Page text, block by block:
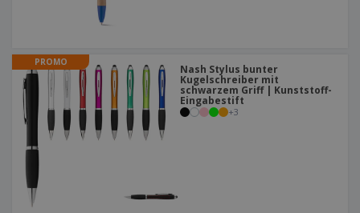
PROMO
Nash Stylus bunter
Kugelschreiber mit
schwarzem Griff | Kunststoff-
Eingabestift
+3